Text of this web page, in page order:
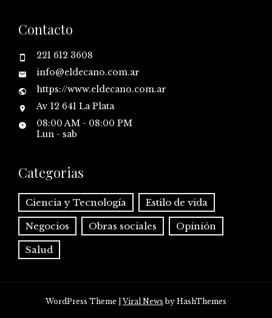
Contacto
221 612 3608
info@eldecano.com.ar
https://www.eldecano.com.ar
Av 12 641 La Plata
08:00 AM - 08:00 PM
Lun - sab
Categorias
Ciencia y Tecnología Estilo de vida
Negocios Obras sociales Opinión
Salud
WordPress Theme |Viral News by HashThemes